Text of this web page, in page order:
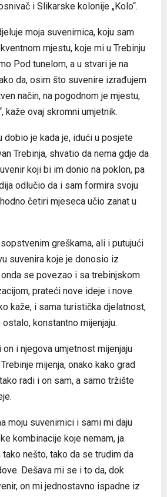
i Slikarske kolonije „Kolo“.
moja suvenirnica, koju sam
mjestu, koje mi u Trebinju
Pod tunelom, a u stvari je na
da, osim što suvenire izrađujem
način, na pogodnom je mjestu,
kaže ovaj skromni umjetnik.
dobio je kada je, idući u posjete
Trebinja, shvatio da nema gdje da
koji bi im donio na poklon, pa
odlučio da i sam formira svoju
četiri mjeseca učio zanat u
greškama, ali i putujući
suvenira koje je donosio iz
se povezao i sa trebinjskom
prateći nove ideje i nove
kaže, i sama turistička djelatnost,
konstantno mijenjaju.
i njegova umjetnost mijenjaju
mijenja, onako kako grad
radi i on sam, a samo tržište
moju suvenirnici i sami mi daju
kombinacije koje nemam, ja
nešto, tako da se trudim da
Dešava mi se i to da, dok
on mi jednostavno ispadne iz